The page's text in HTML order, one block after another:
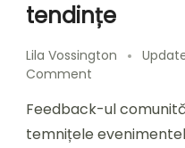
tendințe
Lila Vossington
Comment
despre
premiile
Feedback-ul
temnițele